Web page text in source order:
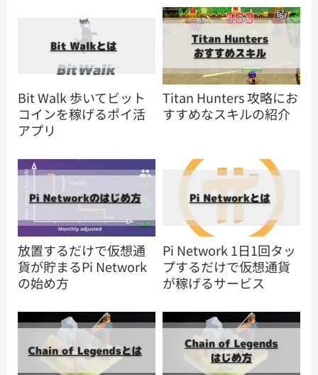
Bit Walk 歩いてビット
コインを稼げるポイ活
アプリ
Titan Hunters 攻略にお
すすめなスキルの紹介
放置するだけで仮想通
貨が貯まるPi Network
の始め方
Pi Network 1日1回タッ
プするだけで仮想通貨
が稼げるサービス